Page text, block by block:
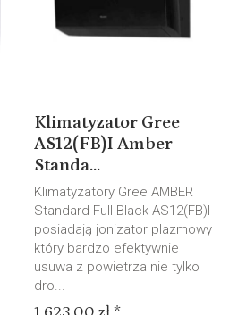
Klimatyzator Gree
AS12(FB)I Amber
Standa...
Klimatyzatory Gree AMBER
Standard Full Black AS12(FB)I
posiadają jonizator plazmowy
który bardzo efektywnie
usuwa z powietrza nie tylko
dro...